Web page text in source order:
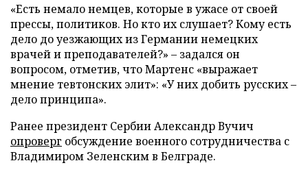
«Есть немало немцев, которые в ужасе от своей
прессы, политиков. Но кто их слушает? Кому есть
дело до уезжающих из Германии немецких
врачей и преподавателей?» – задался он
вопросом, отметив, что Мартенс «выражает
мнение тевтонских элит»: «У них добить русских –
дело принципа».
Ранее президент Сербии Александр Вучич
опроверг обсуждение военного сотрудничества с
Владимиром Зеленским в Белграде.